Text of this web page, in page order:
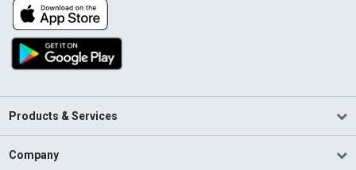
Products & Services
Company